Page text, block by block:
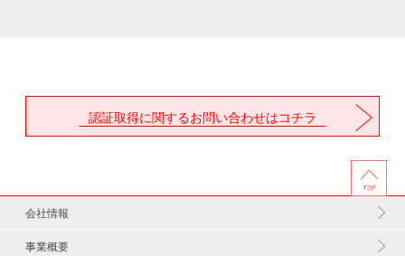
認証取得に関するお問い合わせはコチラ
会社情報
事業概要